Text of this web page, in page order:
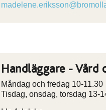
Handläggare - Vård
Måndag och fredag 10-11.30
Tisdag, onsdag, torsdag 13-